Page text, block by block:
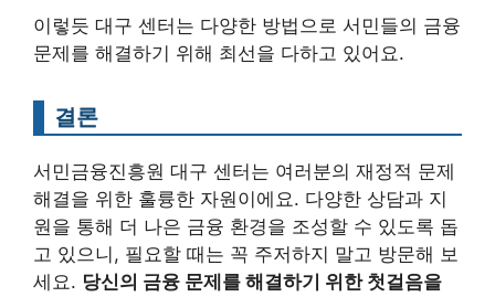
이렇듯 대구 센터는 다양한 방법으로 서민들의 금융
문제를 해결하기 위해 최선을 다하고 있어요.
결론
서민금융진흥원 대구 센터는 여러분의 재정적 문제
해결을 위한 훌륭한 자원이에요. 다양한 상담과 지
원을 통해 더 나은 금융 환경을 조성할 수 있도록 돕
고 있으니, 필요할 때는 꼭 주저하지 말고 방문해 보
세요. 당신의 금융 문제를 해결하기 위한 첫걸음을